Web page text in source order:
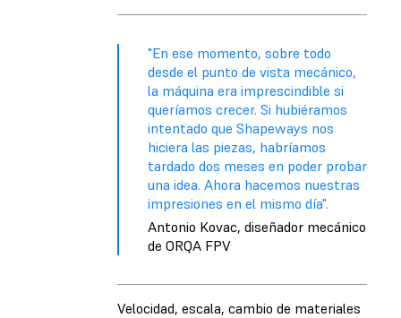
"En ese momento, sobre todo
desde el punto de vista mecánico,
la máquina era imprescindible si
queríamos crecer. Si hubiéramos
intentado que Shapeways nos
hiciera las piezas, habríamos
tardado dos meses en poder probar
una idea. Ahora hacemos nuestras
impresiones en el mismo día".
Antonio Kovac, diseñador mecánico
de ORQA FPV
Velocidad, escala, cambio de materiales